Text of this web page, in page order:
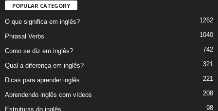
POPULAR CATEGORY
O que significa em inglês? 1262
Phrasal Verbs 1040
Como se diz em inglês? 742
Qual a diferença em inglês? 321
Dicas para aprender inglês 221
Aprendendo inglês com vídeos 208
Estruturas do inglês 98